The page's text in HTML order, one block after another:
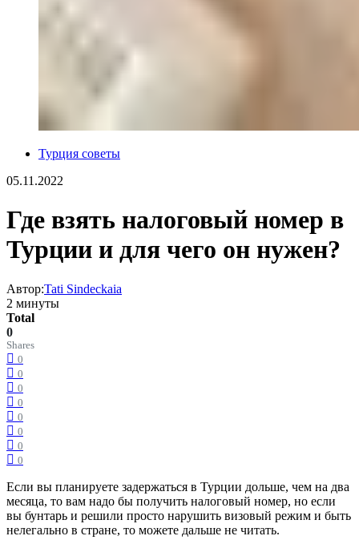
Турция советы
05.11.2022
Где взять налоговый номер в
Турции и для чего он нужен?
Автор:Tati Sindeckaia
2 минуты
Total
0
Shares
0
0
0
0
0
0
0
0
Если вы планируете задержаться в Турции дольше, чем на два
месяца, то вам надо бы получить налоговый номер, но если
вы бунтарь и решили просто нарушить визовый режим и быть
нелегально в стране, то можете дальше не читать.